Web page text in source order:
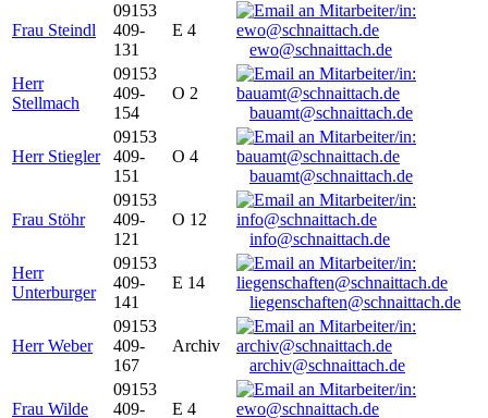
Frau Steindl
09153
409-
131
E 4
ewo@schnaittach.de
Herr
Stellmach
09153
409-
154
O 2
bauamt@schnaittach.de
Herr Stiegler
09153
409-
151
O 4
bauamt@schnaittach.de
Frau Stöhr
09153
409-
121
O 12
info@schnaittach.de
Herr
Unterburger
09153
409-
141
E 14
liegenschaften@schnaittach.de
Herr Weber
09153
409-
167
Archiv
archiv@schnaittach.de
Frau Wilde
09153
409-
E 4